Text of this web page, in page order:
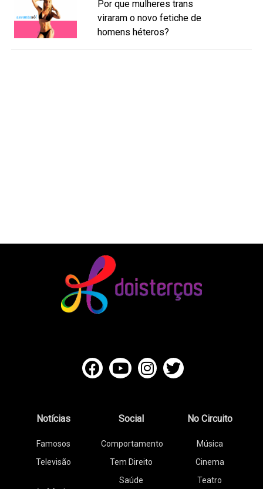
Por que mulheres trans
viraram o novo fetiche de
homens héteros?
Notícias
Famosos
Televisão
Social
Comportamento
Tem Direito
Saúde
No Circuito
Música
Cinema
Teatro